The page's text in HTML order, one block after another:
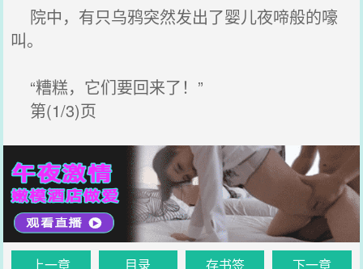
院中，有只乌鸦突然发出了婴儿夜啼般的嚎
叫。
“糟糕，它们要回来了！”
第(1/3)页
上一章 目录 存书签 下一章